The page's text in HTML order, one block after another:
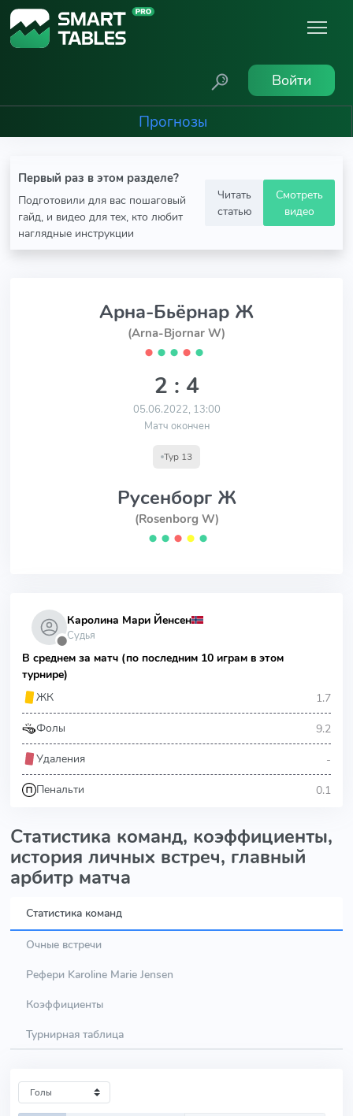
Войти
Прогнозы
Первый раз в этом разделе?
Подготовили для вас пошаговый
гайд, и видео для тех, кто любит
наглядные инструкции
Читать
статью
Смотреть
видео
Арна-Бьёрнар Ж
(Arna-Bjornar W)
⬤ ⬤ ⬤ ⬤ ⬤
2 : 4
05.06.2022, 13:00
Матч окончен
Тур 13
Русенборг Ж
(Rosenborg W)
⬤ ⬤ ⬤ ⬤ ⬤
⬤
Каролина Мари Йенсен
Судья
В среднем за матч (по последним 10 играм в этом
турнире)
ЖК
1.7
Фолы 9.2
Удаления -
Пенальти 0.1
Статистика команд, коэффициенты,
история личных встреч, главный
арбитр матча
Статистика команд
Очные встречи
Рефери Karoline Marie Jensen
Коэффициенты
Турнирная таблица